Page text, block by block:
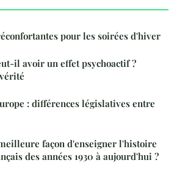
pour les soirées d'hiver
il avoir un effet psychoactif ?
: différences législatives entre
façon d'enseigner l'histoire
des années 1930 à aujourd'hui ?